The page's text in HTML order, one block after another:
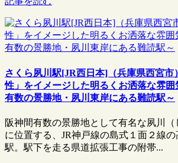
さくら夙川駅[JR西日本]（兵庫県西宮市
性」をイメージした明るくお洒落な雰囲
有数の景勝地・夙川東岸にある難読駅～
阪神間有数の景勝地として有名な夙川
に位置する、JR神戸線の島式１面２線
駅。駅下を走る県道拡張工事の附帯...